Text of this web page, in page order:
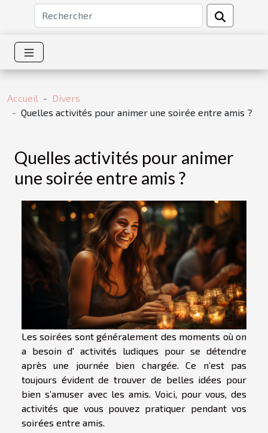
Accueil
Divers
Quelles activités pour animer une soirée entre amis ?
Quelles activités pour animer
une soirée entre amis ?
Les soirées sont généralement des moments où on
a besoin d' activités ludiques pour se détendre
après une journée bien chargée. Ce n’est pas
toujours évident de trouver de belles idées pour
bien s’amuser avec les amis. Voici, pour vous, des
activités que vous pouvez pratiquer pendant vos
soirées entre amis.